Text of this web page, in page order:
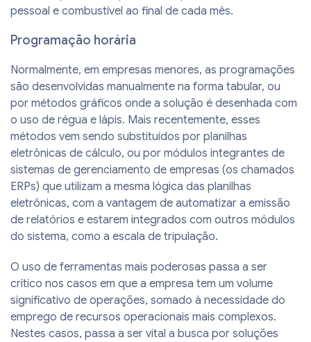
pessoal e combustível ao final de cada mês.
Programação horária
Normalmente, em empresas menores, as programações
são desenvolvidas manualmente na forma tabular, ou
por métodos gráficos onde a solução é desenhada com
o uso de régua e lápis. Mais recentemente, esses
métodos vem sendo substituídos por planilhas
eletrônicas de cálculo, ou por módulos integrantes de
sistemas de gerenciamento de empresas (os chamados
ERPs) que utilizam a mesma lógica das planilhas
eletrônicas, com a vantagem de automatizar a emissão
de relatórios e estarem integrados com outros módulos
do sistema, como a escala de tripulação.
O uso de ferramentas mais poderosas passa a ser
crítico nos casos em que a empresa tem um volume
significativo de operações, somado à necessidade do
emprego de recursos operacionais mais complexos.
Nestes casos, passa a ser vital a busca por soluções